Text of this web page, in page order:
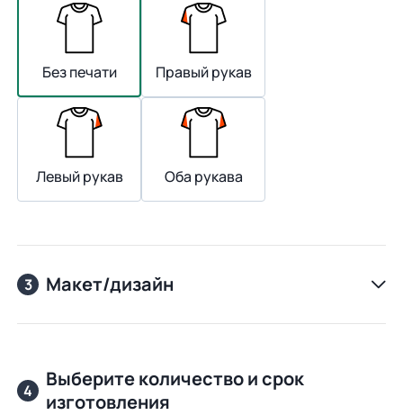
Без печати Правый рукав
Левый рукав Оба рукава
3 Макет/дизайн
4
Выберите количество и срок
изготовления